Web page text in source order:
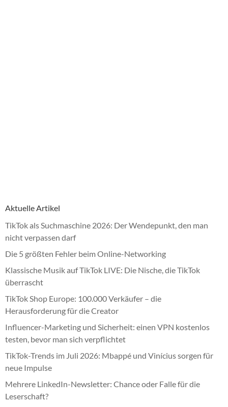
Aktuelle Artikel
TikTok als Suchmaschine 2026: Der Wendepunkt, den man
nicht verpassen darf
Die 5 größten Fehler beim Online-Networking
Klassische Musik auf TikTok LIVE: Die Nische, die TikTok
überrascht
TikTok Shop Europe: 100.000 Verkäufer – die
Herausforderung für die Creator
Influencer-Marketing und Sicherheit: einen VPN kostenlos
testen, bevor man sich verpflichtet
TikTok-Trends im Juli 2026: Mbappé und Vinícius sorgen für
neue Impulse
Mehrere LinkedIn-Newsletter: Chance oder Falle für die
Leserschaft?